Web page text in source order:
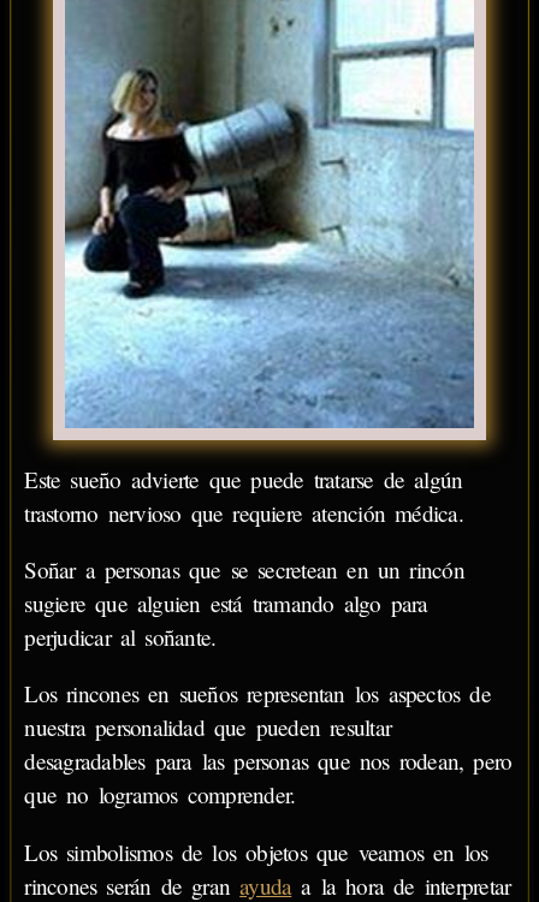
Este sueño advierte que puede tratarse de algún
trastorno nervioso que requiere atención médica.
Soñar a personas que se secretean en un rincón
sugiere que alguien está tramando algo para
perjudicar al soñante.
Los rincones en sueños representan los aspectos de
nuestra personalidad que pueden resultar
desagradables para las personas que nos rodean, pero
que no logramos comprender.
Los simbolismos de los objetos que veamos en los
rincones serán de granayudaa la hora de interpretar